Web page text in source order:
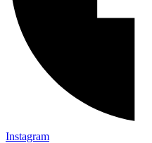
Instagram